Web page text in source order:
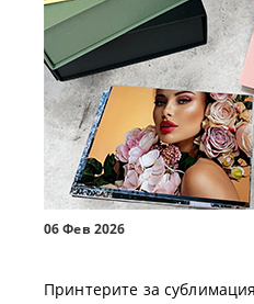
06 Фев 2026
Принтерите за